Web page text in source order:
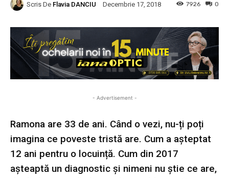
Scris De Flavia DANCIU Decembrie 17, 2018 0
7926
- Advertisement -
Ramona are 33 de ani. Când o vezi, nu-ți poți
imagina ce poveste tristă are. Cum a așteptat
12 ani pentru o locuință. Cum din 2017
așteaptă un diagnostic și nimeni nu știe ce are,